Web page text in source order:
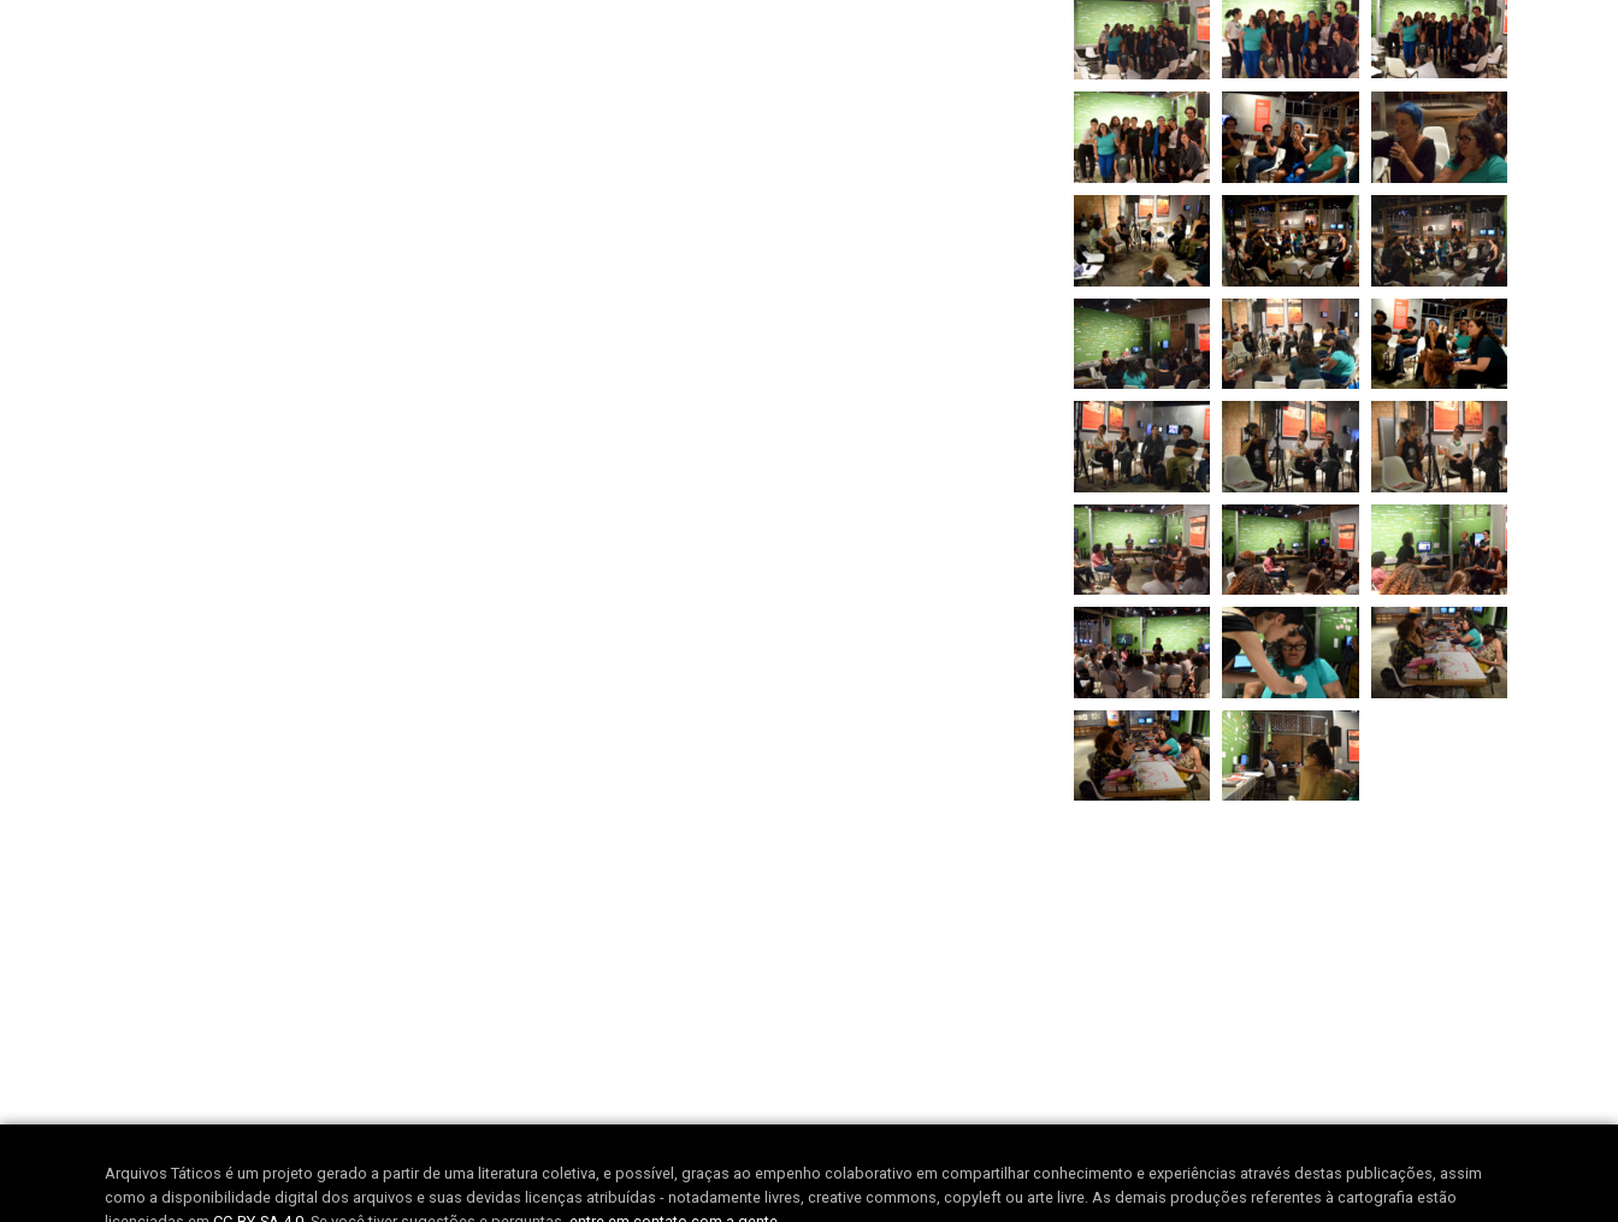
Arquivos Táticos é um projeto gerado a partir de uma literatura coletiva, e possível, graças ao empenho colaborativo em compartilhar conhecimento e experiências através destas publicações, assim
como a disponibilidade digital dos arquivos e suas devidas licenças atribuídas - notadamente livres, creative commons, copyleft ou arte livre. As demais produções referentes à cartografia estão